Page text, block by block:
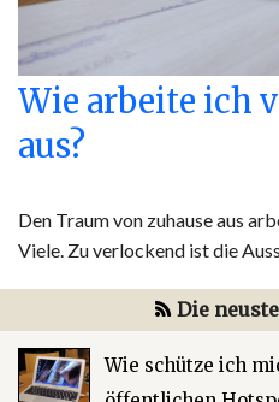
Wie arbeite ich
aus?
Den Traum von zuhause aus
Viele. Zu verlockend ist die
Die
Wie schütze ich